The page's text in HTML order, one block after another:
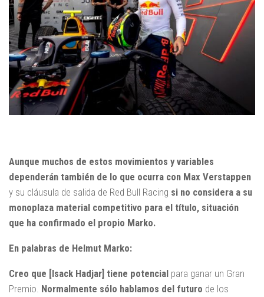
Aunque muchos de estos movimientos y variables
dependerán también de lo que ocurra con Max Verstappen
y su cláusula de salida de Red Bull Racing si no considera a su
monoplaza material competitivo para el título, situación
que ha confirmado el propio Marko.
En palabras de Helmut Marko:
Creo que [Isack Hadjar] tiene potencial para ganar un Gran
Premio. Normalmente sólo hablamos del futuro de los